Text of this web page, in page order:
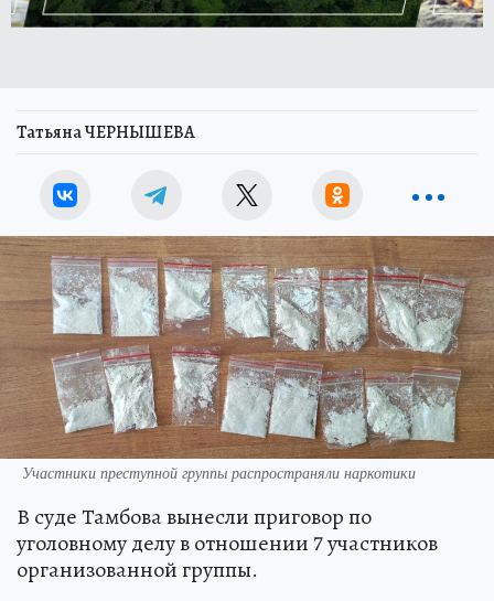
Татьяна ЧЕРНЫШЕВА
Участники преступной группы распространяли наркотики
В суде Тамбова вынесли приговор по
уголовному делу в отношении 7 участников
организованной группы.